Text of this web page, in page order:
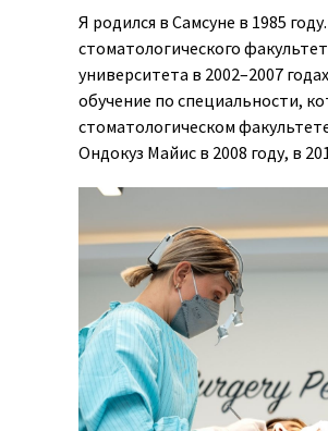
Я родился в Самсуне в 1985
стоматологического
университета в 2002–2007
обучение по специальности,
стоматологическом
Ондокуз Майис в 2008 году, в